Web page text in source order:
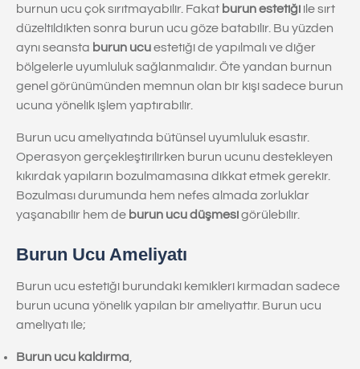
burnun ucu çok sırıtmayabilir. Fakat burun estetiği ile sırt
düzeltildikten sonra burun ucu göze batabilir. Bu yüzden
aynı seansta burun ucuestetiği de yapılmalı ve diğer
bölgelerle uyumluluk sağlanmalıdır. Öte yandan burnun
genel görünümünden memnun olan bir kişi sadece burun
ucuna yönelik işlem yaptırabilir.
Burun ucu ameliyatında bütünsel uyumluluk esastır.
Operasyon gerçekleştirilirken burun ucunu destekleyen
kıkırdak yapıların bozulmamasına dikkat etmek gerekir.
Bozulması durumunda hem nefes almada zorluklar
yaşanabilir hem de burun ucu düşmesigörülebilir.
Burun Ucu Ameliyatı
Burun ucu estetiği burundaki kemikleri kırmadan sadece
burun ucuna yönelik yapılan bir ameliyattır. Burun ucu
ameliyatı ile;
Burun ucu kaldırma,